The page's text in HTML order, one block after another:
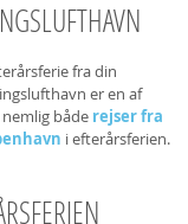
fra din
er en af
både rejser fra
i efterårsferien.